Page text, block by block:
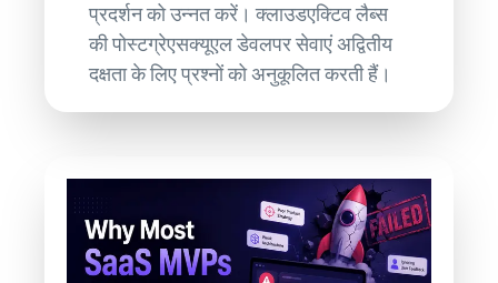
प्रदर्शन को उन्नत करें। क्लाउडएक्टिव लैब्स
की पोस्टग्रेएसक्यूएल डेवलपर सेवाएं अद्वितीय
दक्षता के लिए प्रश्नों को अनुकूलित करती हैं।